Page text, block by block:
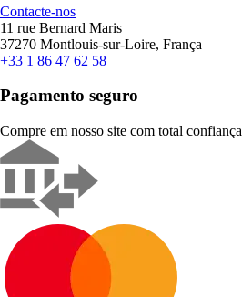
Contacte-nos
11 rue Bernard Maris
37270 Montlouis-sur-Loire, França
+33 1 86 47 62 58
Pagamento seguro
Compre em nosso site com total confiança